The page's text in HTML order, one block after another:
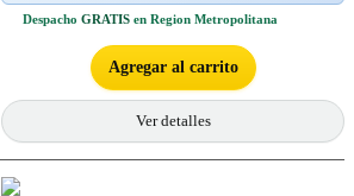
Despacho GRATIS en Region Metropolitana
Agregar al carrito
Ver detalles